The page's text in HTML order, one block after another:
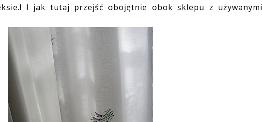
I jak tutaj przejść obojętnie obok sklepu z używanymi